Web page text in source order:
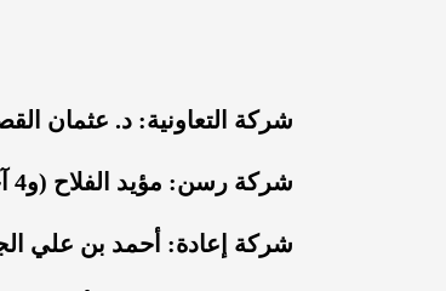
شركة التعاونية: د. عثمان القصبي (و4 آخرين) - 30.7
شركة رسن: مؤيد الفلاح (و4 آخرين) - 24.7 مليون ريال.
شركة إعادة: أحمد بن علي الجبر (و4 آخرين) - 22.7